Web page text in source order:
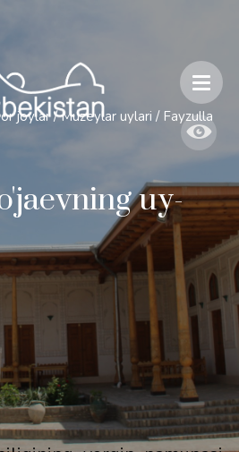
joylar / Muzeylar uylari / Fayzulla
uy-